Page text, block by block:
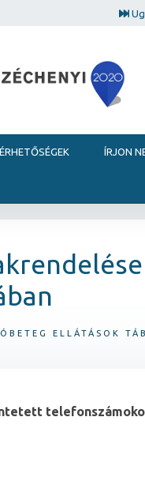
ÍRJON
ELLÁTÁSOK